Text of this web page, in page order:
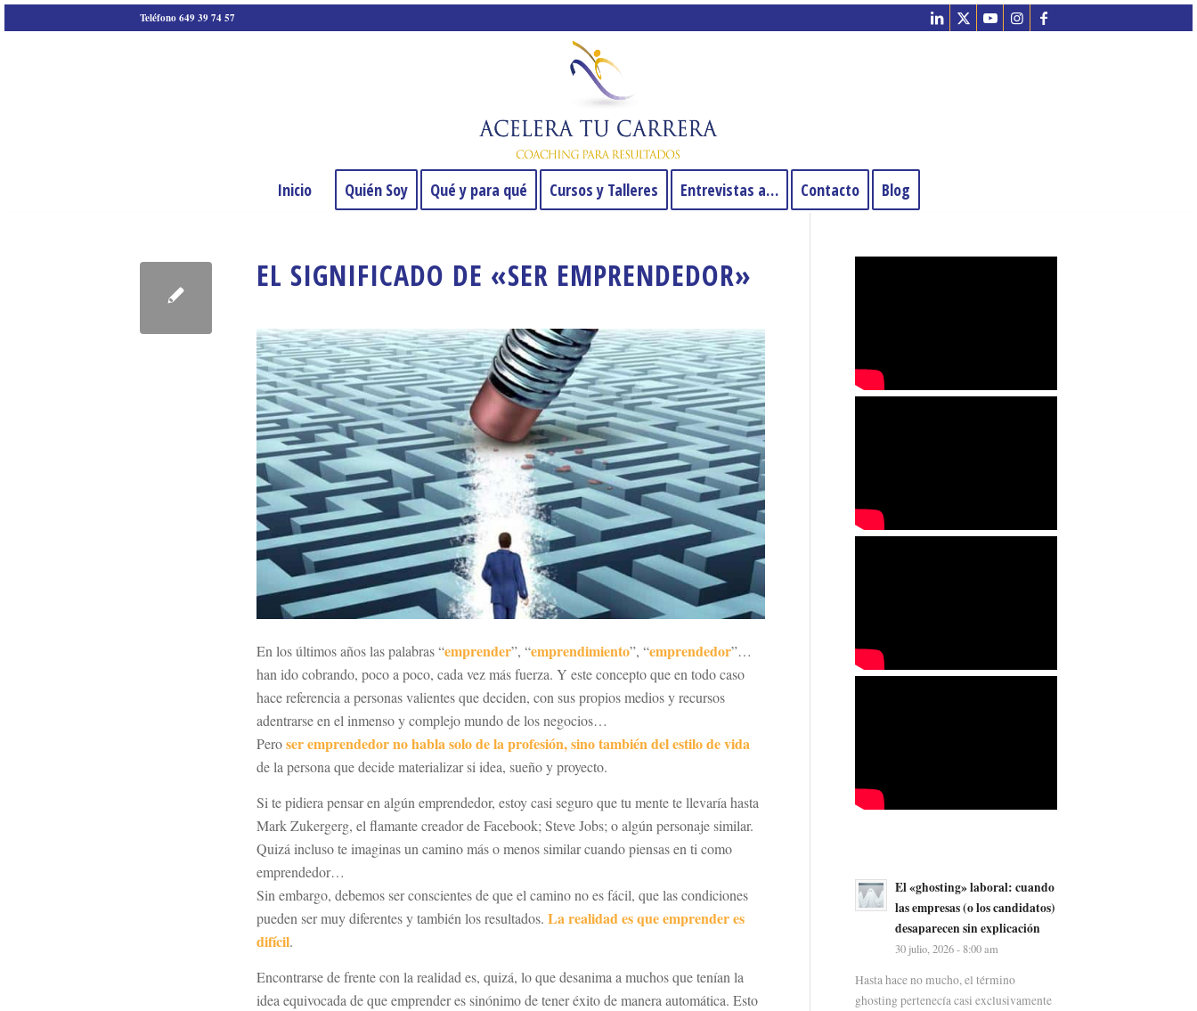
Teléfono 649 39 74 57
Inicio Quién Soy Qué y para qué Cursos y Talleres Entrevistas a… Contacto Blog
EL SIGNIFICADO DE «SER EMPRENDEDOR»
En los últimos años las palabras “emprender”, “emprendimiento”, “emprendedor”…
han ido cobrando, poco a poco, cada vez más fuerza. Y este concepto que en todo caso
hace referencia a personas valientes que deciden, con sus propios medios y recursos
adentrarse en el inmenso y complejo mundo de los negocios…
Peroser emprendedor no habla solo de la profesión, sino también del estilo de vida
de la persona que decide materializar si idea, sueño y proyecto.
Si te pidiera pensar en algún emprendedor, estoy casi seguro que tu mente te llevaría hasta
Mark Zukergerg, el flamante creador de Facebook; Steve Jobs; o algún personaje similar.
Quizá incluso te imaginas un camino más o menos similar cuando piensas en ti como
emprendedor…
Sin embargo, debemos ser conscientes de que el camino no es fácil, que las condiciones
pueden ser muy diferentes y también los resultados. La realidad es que emprender es
difícil.
Encontrarse de frente con la realidad es, quizá, lo que desanima a muchos que tenían la
idea equivocada de que emprender es sinónimo de tener éxito de manera automática. Esto
El «ghosting» laboral: cuando
las empresas (o los candidatos)
desaparecen sin explicación
30 julio, 2026 - 8:00 am
Hasta hace no mucho, el término
ghosting pertenecía casi exclusivamente